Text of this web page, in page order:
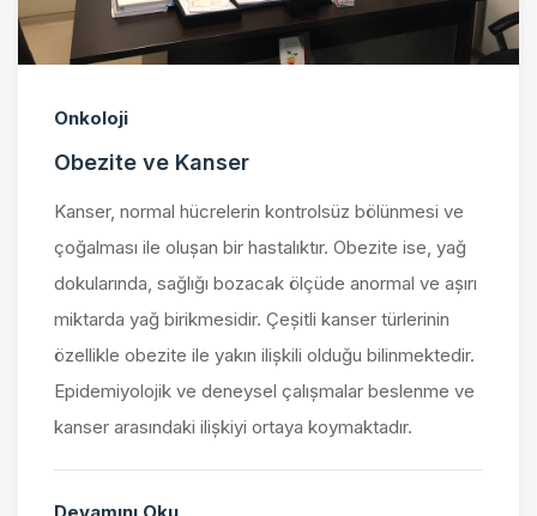
Onkoloji
Obezite ve Kanser
Kanser, normal hücrelerin kontrolsüz bölünmesi ve
çoğalması ile oluşan bir hastalıktır. Obezite ise, yağ
dokularında, sağlığı bozacak ölçüde anormal ve aşırı
miktarda yağ birikmesidir. Çeşitli kanser türlerinin
özellikle obezite ile yakın ilişkili olduğu bilinmektedir.
Epidemiyolojik ve deneysel çalışmalar beslenme ve
kanser arasındaki ilişkiyi ortaya koymaktadır.